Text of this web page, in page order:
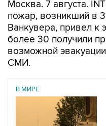
Ванкувера, привел к
более 30 получили
возможной
СМИ.
В МИРЕ